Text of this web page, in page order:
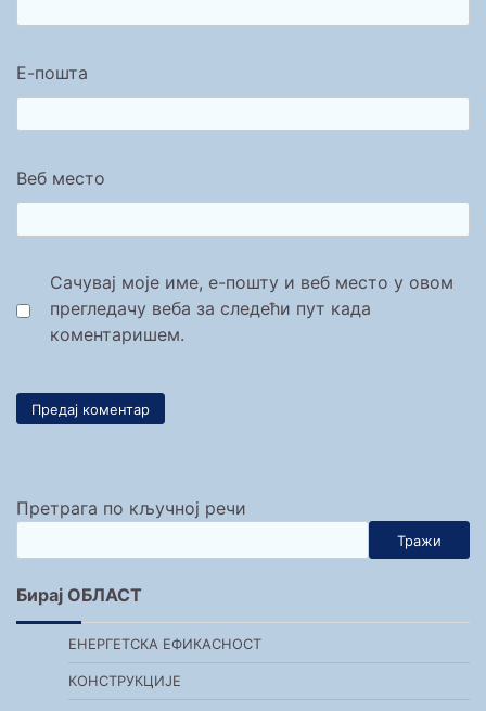
Е-пошта
Веб место
Сачувај моје име, е-пошту и веб место у овом
прегледачу веба за следећи пут када
коментаришем.
Претрага по кључној речи
Тражи
Бирај ОБЛАСТ
ЕНЕРГЕТСКА ЕФИКАСНОСТ
КОНСТРУКЦИЈЕ